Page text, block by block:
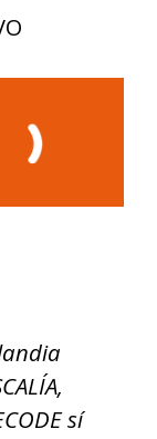
sí